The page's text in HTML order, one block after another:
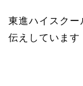
東進ハイスクー
伝えしています